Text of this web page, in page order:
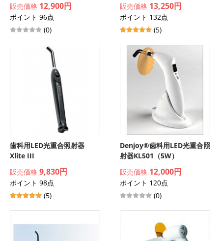
販売価格 12,900円
ポイント 96点
(0)
販売価格 13,250円
ポイント 132点
(5)
歯科用LED光重合照射器
Xlite III
販売価格 9,830円
ポイント 98点
(5)
Denjoy®歯科用LED光重合照
射器KL501（5W）
販売価格 12,000円
ポイント 120点
(0)